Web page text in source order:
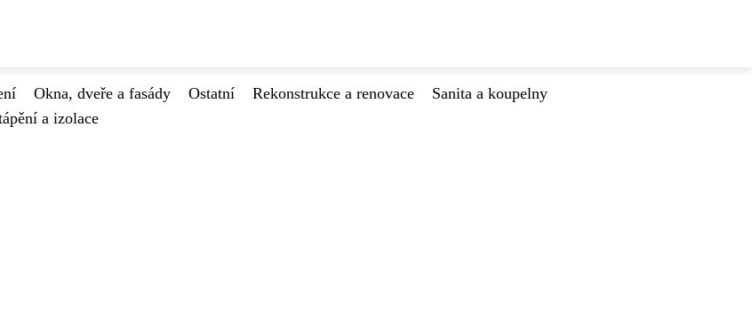
Okna, dveře a fasády Ostatní Rekonstrukce a renovace
Sanita a koupelny
a izolace